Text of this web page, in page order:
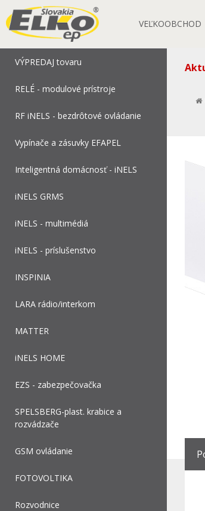
VEĽKOOBCHOD
VÝPREDAJ tovaru
RELÉ - modulové prístroje
RF iNELS - bezdrôtové ovládanie
Vypínače a zásuvky EFAPEL
Inteligentná domácnosť - iNELS
iNELS GRMS
iNELS - multimédiá
iNELS - príslušenstvo
INSPINIA
LARA rádio/interkom
MATTER
iNELS HOME
EZS - zabezpečovačka
SPELSBERG-plast. krabice a
rozvádzače
GSM ovládanie
FOTOVOLTIKA
Rozvodnice